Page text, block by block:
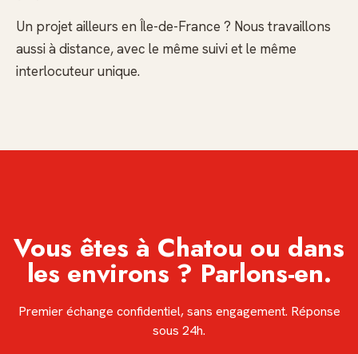
Un projet ailleurs en Île-de-France ? Nous travaillons
aussi à distance, avec le même suivi et le même
interlocuteur unique.
Vous êtes à Chatou ou dans
les environs ? Parlons-en.
Premier échange confidentiel, sans engagement. Réponse
sous 24h.